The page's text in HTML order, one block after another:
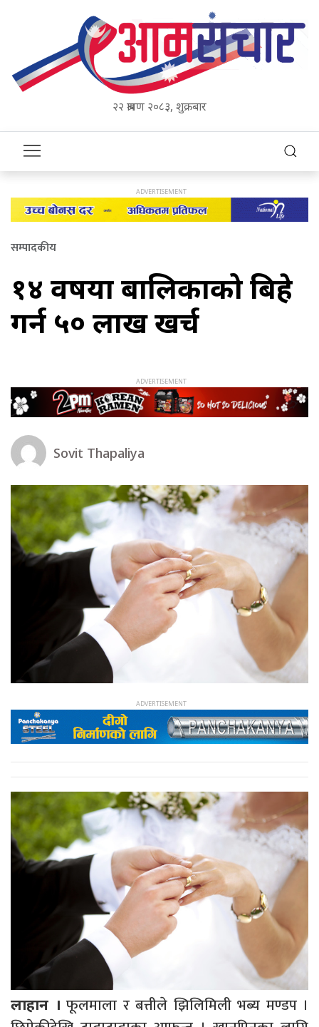
२२ श्रावण २०८३, शुक्रबार
सम्पादकीय
१४ वर्षीया बालिकाको बिहे
गर्न ५० लाख खर्च
Sovit Thapaliya
लाहान । फूलमाला र बत्तीले झिलिमिली भब्य मण्डप ।